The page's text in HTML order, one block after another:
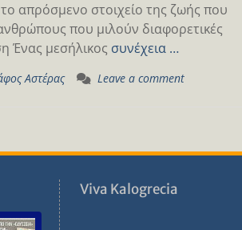
απρόσμενο στοιχείο της ζωής που
που μιλούν διαφορετικές
Ένας μεσήλικος συνέχεια …
Αστέρας Leave a comment
Viva Kalogrecia